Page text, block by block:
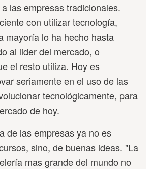
las empresas tradicionales.
con utilizar tecnología,
mayoría lo ha hecho hasta
al lider del mercado, o
el resto utiliza. Hoy es
seriamente en el uso de las
tecnológicamente, para
de hoy.
de las empresas ya no es
sino, de buenas ideas. "La
mas grande del mundo no